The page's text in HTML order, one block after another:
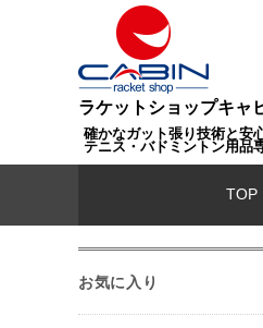
ラケットショップキャ
確かなガット張り技術と安
テニス・バドミントン用品
TOP
お気に入り